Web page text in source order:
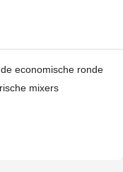
economische ronde
mixers